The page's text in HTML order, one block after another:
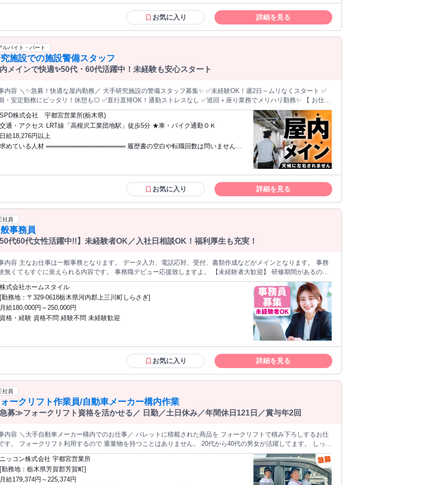
お気に入り 詳細を見る
ルバイト・パート
施設での施設警備スタッフ
メインで快適✨50代・60代活躍中！未経験も安心スタート
容 ＼✨急募！快適な屋内勤務／ 大手研究施設の警備スタッフ募集✨ ✅未経験OK！週2日～ムリなくスタート ✅
・安定勤務にピッタリ！休憩も◎ ✅直行直帰OK！通勤ストレスなし ✅巡回＋座り業務でメリハリ勤務✨ 【 お仕事
・来訪者の受付（名簿記入） ・施設内のご案内 ・巡回、立哨など ※施設内の敷地が広いため 一部の巡回業務
普通自動車免許をお持ちの方歓迎 むずかしい作業はなく 未経験の方でも覚えやすい内容です 【
より意欲を大切に 】 50代・60代から 未経験スタートの方も在籍。 経験を問わず活躍しています。 正社員経験が
もOK！ アルバイト・派遣中心だった方も 安定して続けられています。 「年齢や経験が不安」 「新しい仕事に
せない」 そんな方も安心して始められる職場です。 【 働く人からも好評の職場 】 コツコツ取り組める業務が
SPD株式会社 宇都宮営業所(栃木県)
交通・アクセス LRT線「高根沢工業団地駅」徒歩5分 ★車・バイク通勤ＯＫ
日給18,276円以上
求めている人材 ══════════════════ 履歴書の空白や転職回数は問いません！
不問 ✅フリーター歓迎 ✅ブランクOK ✅長期勤務できる方歓迎 ✅普通自動車免許をお
お気に入り 詳細を見る
社員
事務員
代60代女性活躍中!!】未経験者OK／入社日相談OK！福利厚生も充実！
内容 主なお仕事は一般事務となります。 データ入力、電話応対、受付、書類作成などがメインとなります。 事務
くてもすぐに覚えられる内容です。 事務職デビュー応援致しますよ。 【未経験者大歓迎】 研修期間があるので
丈夫です。 知識・経験を積んで頂くと給与もアップします。 服装自由・ヘアカラーやネイルOKなの
。 【こんな方におススメ】 ・事務職のお
務経験を活かしたい方 ・50代、60代の女性在籍中 ・基本、週休2日制 ・転勤なし！地元で安定
】 勤務地は宇都宮市上三川町しらさぎ1丁目37-1 【応募方法について】 WEB応募よりエ
リーください 24時間受付中です お電話でのお仕事内容や、 採用に関するお問い合わせもお気軽に！ 入社日も相談
株式会社ホームスタイル
[勤務地：〒329-0618栃木県河内郡上三川町しらさぎ]
月給180,000円～250,000円
資格・経験 資格不問 経験不問 未経験歓迎
お気に入り 詳細を見る
社員
ークリフト作業員/自動車メーカー構内作業
募≫フォークリフト資格を活かせる／ 日勤／土日休み／年間休日121日／賞与年2回
＼大手自動車メーカー構内でのお仕事／ パレットに積載された商品を フォークリフトで積み下ろしするお仕
。 フォークリフト利用するので 重量物を持つことはありません。 20代から40代の男女が活躍してます。 しっか
しますので安心して下さい。 完全週休2日（毎週土曜・日曜休み） 年間休日121日 有給休暇100％消化も可
)で、年に3回の 大型連休もあります！年間休日は121日！ お休みもしっかり欲しい方にもおすすめ！ 繁忙期は残業
りますが、 残業代は1分単位で別途支給します。 昇給や賞与もバッチリ！収入面も安心です。 - ≪社食＆コーヒー
ニッコン株式会社 宇都宮営業所
[勤務地：栃木県芳賀郡芳賀町]
月給179,374円～225,374円